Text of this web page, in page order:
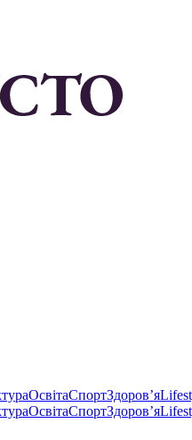
ОсвітаСпортЗдоровʼя
ОсвітаСпортЗдоровʼя